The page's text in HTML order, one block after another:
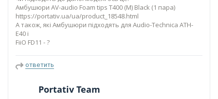
Амбушюри AV-audio Foam tips T400 (M) Black (1 пара)
https://portativ.ua/ua/product_18548.html
А також, які Амбушюри підходять для Audio-Technica ATH-
E40 і
FiiO FD11 - ?
ответить
Portativ Team